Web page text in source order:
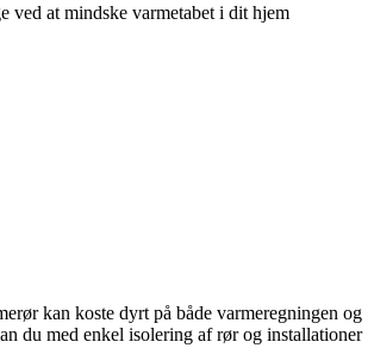
ved at mindske varmetabet i dit hjem
kan koste dyrt på både varmeregningen og
du med enkel isolering af rør og installationer